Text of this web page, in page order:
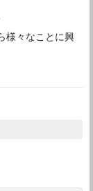
様々なことに興